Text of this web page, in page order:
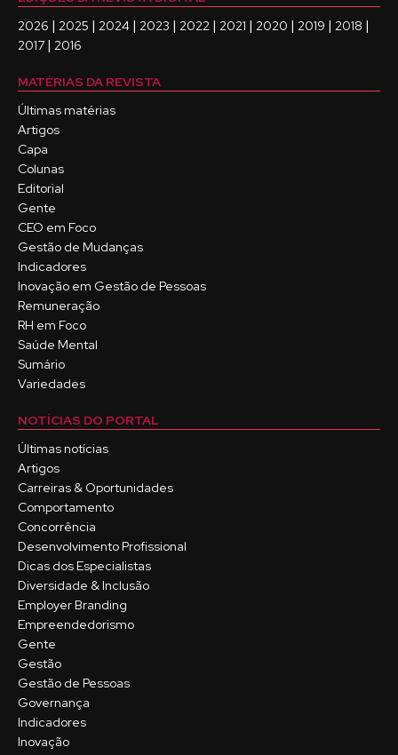
2026 | 2025 | 2024 | 2023 | 2022 | 2021 | 2020 | 2019 | 2018 |
2017 | 2016
MATÉRIAS DA REVISTA
Últimas matérias
Artigos
Capa
Colunas
Editorial
Gente
CEO em Foco
Gestão de Mudanças
Indicadores
Inovação em Gestão de Pessoas
Remuneração
RH em Foco
Saúde Mental
Sumário
Variedades
NOTÍCIAS DO PORTAL
Últimas notícias
Artigos
Carreiras & Oportunidades
Comportamento
Concorrência
Desenvolvimento Profissional
Dicas dos Especialistas
Diversidade & Inclusão
Employer Branding
Empreendedorismo
Gente
Gestão
Gestão de Pessoas
Governança
Indicadores
Inovação